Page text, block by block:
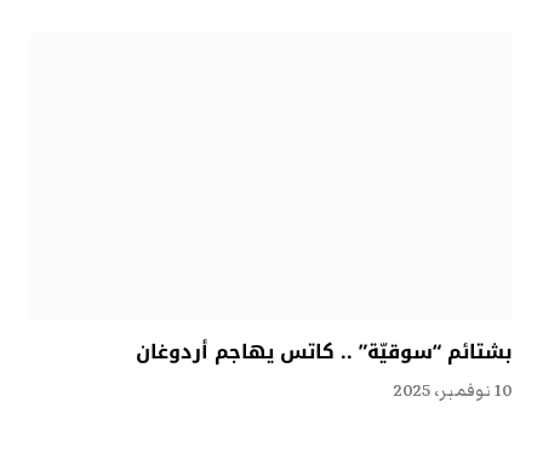
بشتائم “سوقيّة” .. كاتس يهاجم أردوغان
10 نوفمبر، 2025